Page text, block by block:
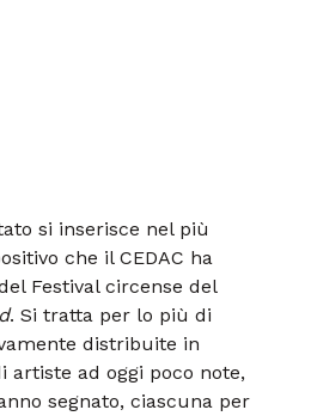
si inserisce nel più
che il CEDAC ha
Festival circense del
. Si tratta per lo più di
distribuite in
artiste ad oggi poco note,
segnato, ciascuna per